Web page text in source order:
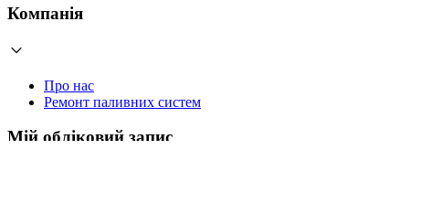
Компанія
Про нас
Ремонт паливних систем
Мій обліковий запис